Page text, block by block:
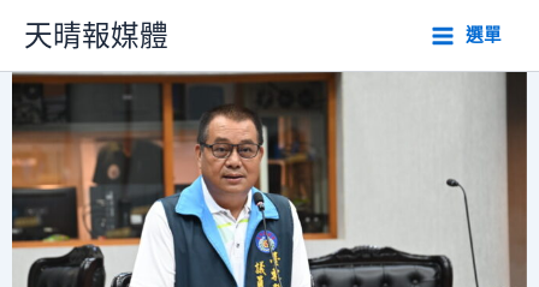
主
內
容
天晴報媒體 選單